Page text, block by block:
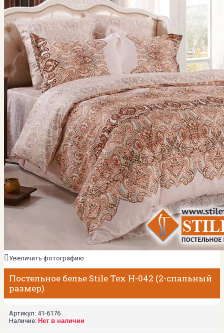
Увеличить фотографию
Постельное белье Stile Tex H-042 (2-спальный
размер)
Артикул: 41-6176
Наличие: Нет в наличии